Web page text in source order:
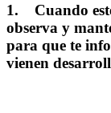
1. Cuando
observa y
para que te
vienen